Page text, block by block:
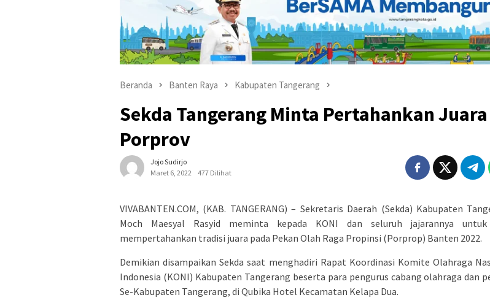
Beranda Banten Raya Kabupaten Tangerang
Sekda Tangerang Minta Pertahankan Juara
Porprov
Jojo Sudirjo
Maret 6, 2022
477 Dilihat
VIVABANTEN.COM, (KAB. TANGERANG) – Sekretaris Daerah (Sekda) Kabupaten
Moch Maesyal Rasyid meminta kepada KONI dan seluruh jajarannya
mempertahankan tradisi juara pada Pekan Olah Raga Propinsi (Porprop) Banten 2022.
Demikian disampaikan Sekda saat menghadiri Rapat Koordinasi Komite Olahraga
Indonesia (KONI) Kabupaten Tangerang beserta para pengurus cabang olahraga dan
Se-Kabupaten Tangerang, di Qubika Hotel Kecamatan Kelapa Dua.